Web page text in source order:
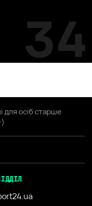
34
для осіб старше